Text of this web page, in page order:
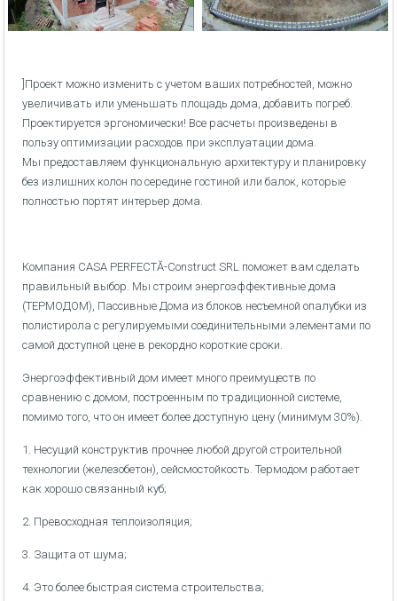
]Проект можно изменить с учетом ваших потребностей, можно
увеличивать или уменьшать площадь дома, добавить погреб.
Проектируется эргономически! Все расчеты произведены в
пользу оптимизации расходов при эксплуатации дома.
Мы предоставляем функциональную архитектуру и планировку
без излишних колон по середине гостиной или балок, которые
полностью портят интерьер дома.
Компания CASA PERFECTĂ-Construct SRL поможет вам сделать
правильный выбор. Мы строим энергоэффективные дома
(ТЕРМОДОМ), Пассивные Дома из блоков несъемной опалубки из
полистирола с регулируемыми соединительными элементами по
самой доступной цене в рекордно короткие сроки.
Энергоэффективный дом имеет много преимуществ по
сравнению с домом, построенным по традиционной системе,
помимо того, что он имеет более доступную цену (минимум 30%).
1. Несущий конструктив прочнее любой другой строительной
технологии (железобетон), сейсмостойкость. Термодом работает
как хорошо связанный куб;
2. Превосходная теплоизоляция;
3. Защита от шума;
4. Это более быстрая система строительства;